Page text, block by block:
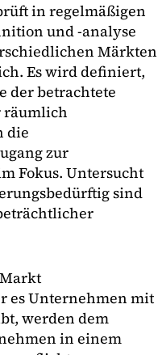
in regelmäßigen
und -analyse
Märkten
Es wird definiert,
der betrachtete
räumlich
die
zur
Fokus. Untersucht
sind
es Unternehmen mit
werden dem
in einem